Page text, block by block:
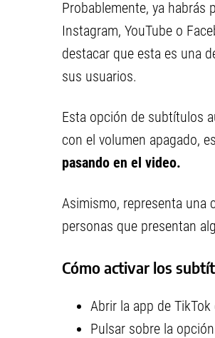
Probablemente, ya
Instagram, YouTube o
destacar que esta es una
sus usuarios.
Esta opción de subtítulos
con el volumen apagado,
pasando en el video.
Asimismo, representa una
personas que presentan
Cómo activar los
Abrir la app de
Pulsar sobre la opción